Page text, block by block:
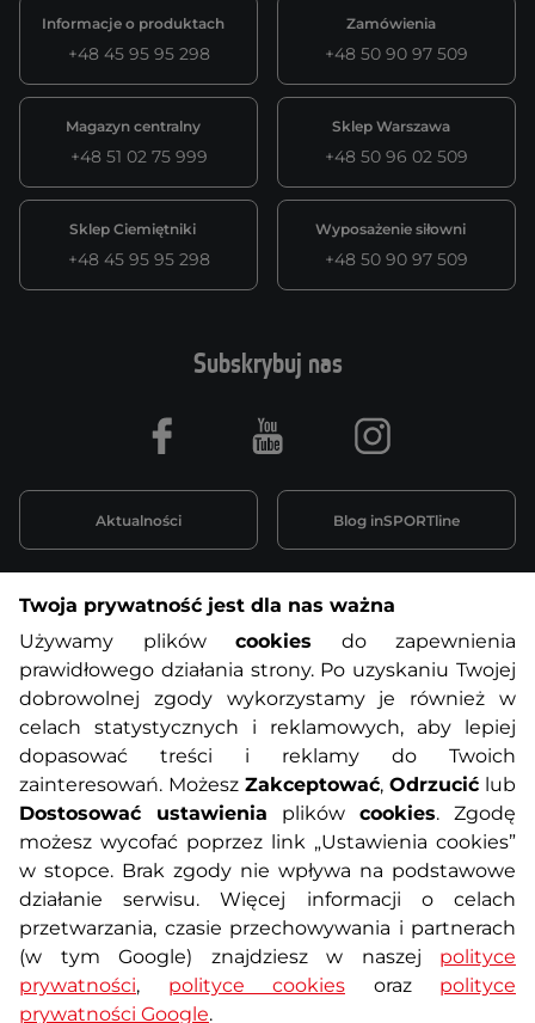
Informacje o produktach
+48 45 95 95 298
Zamówienia
+48 50 90 97 509
Magazyn centralny
+48 51 02 75 999
Sklep Warszawa
+48 50 96 02 509
Sklep Ciemiętniki
+48 45 95 95 298
Wyposażenie siłowni
+48 50 90 97 509
Informacje o zakupach
O nas Regulamin sklepu
Polityka prywatności Koszty przesyłek
Metody płatności Program lojalnościowy
Usługi dodatkowe Reklamacje i serwis
Formularz kontaktowy Wyposażenie siłowni
Subskrybuj nas
Aktualności Blog inSPORTline
Facebook Youtube Instagram
Twoja prywatność jest dla nas ważna
Używamy plików cookies do zapewnienia
prawidłowego działania strony. Po uzyskaniu Twojej
dobrowolnej zgody wykorzystamy je również w
celach statystycznych i reklamowych, aby lepiej
dopasować treści i reklamy do Twoich
zainteresowań. Możesz Zakceptować, Odrzucić lub
Dostosować ustawienia plików cookies. Zgodę
możesz wycofać poprzez link „Ustawienia cookies”
w stopce. Brak zgody nie wpływa na podstawowe
działanie serwisu. Więcej informacji o celach
przetwarzania, czasie przechowywania i partnerach
(w tym Google) znajdziesz w naszej polityce
prywatności, polityce cookies oraz polityce
prywatności Google.